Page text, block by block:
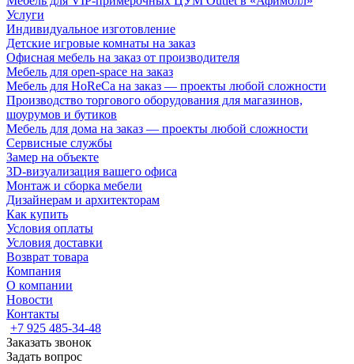
Услуги
Индивидуальное изготовление
Детские игровые комнаты на заказ
Офисная мебель на заказ от производителя
Мебель для open-space на заказ
Мебель для HoReCa на заказ — проекты любой сложности
Производство торгового оборудования для магазинов,
шоурумов и бутиков
Мебель для дома на заказ — проекты любой сложности
Сервисные службы
Замер на объекте
3D-визуализация вашего офиса
Монтаж и сборка мебели
Дизайнерам и архитекторам
Как купить
Условия оплаты
Условия доставки
Возврат товара
Компания
О компании
Новости
Контакты
+7 925 485-34-48
Заказать звонок
Задать вопрос